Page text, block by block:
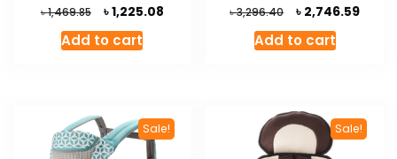
৳1,469.85
Original
price
was:
৳1,225.08Current
Add to cart
৳3,296.40
Original
price
was:
৳ 2,746.59
Add to cart
Sale! Sale!